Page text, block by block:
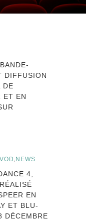
DIFFUSION
DE
ET EN
, NEWS
4,
EN
ET BLU-
DÉCEMBRE